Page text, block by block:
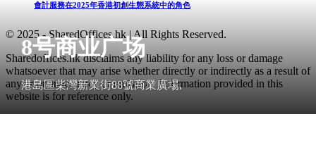
8号商业广场
港島區柴灣新業街88號商業廣場,
會計服務在2025年香港初創生態系統中的角色
© 2025 - SharedOffices.hk | All Rights Reserved.
Sharedoffices.hk disclaims any liability for any loss or damage
whatsoever that may arise whether directly or indirectly as a result of
any error, inaccuracy or omission. Information provided in this
website is for reference only.